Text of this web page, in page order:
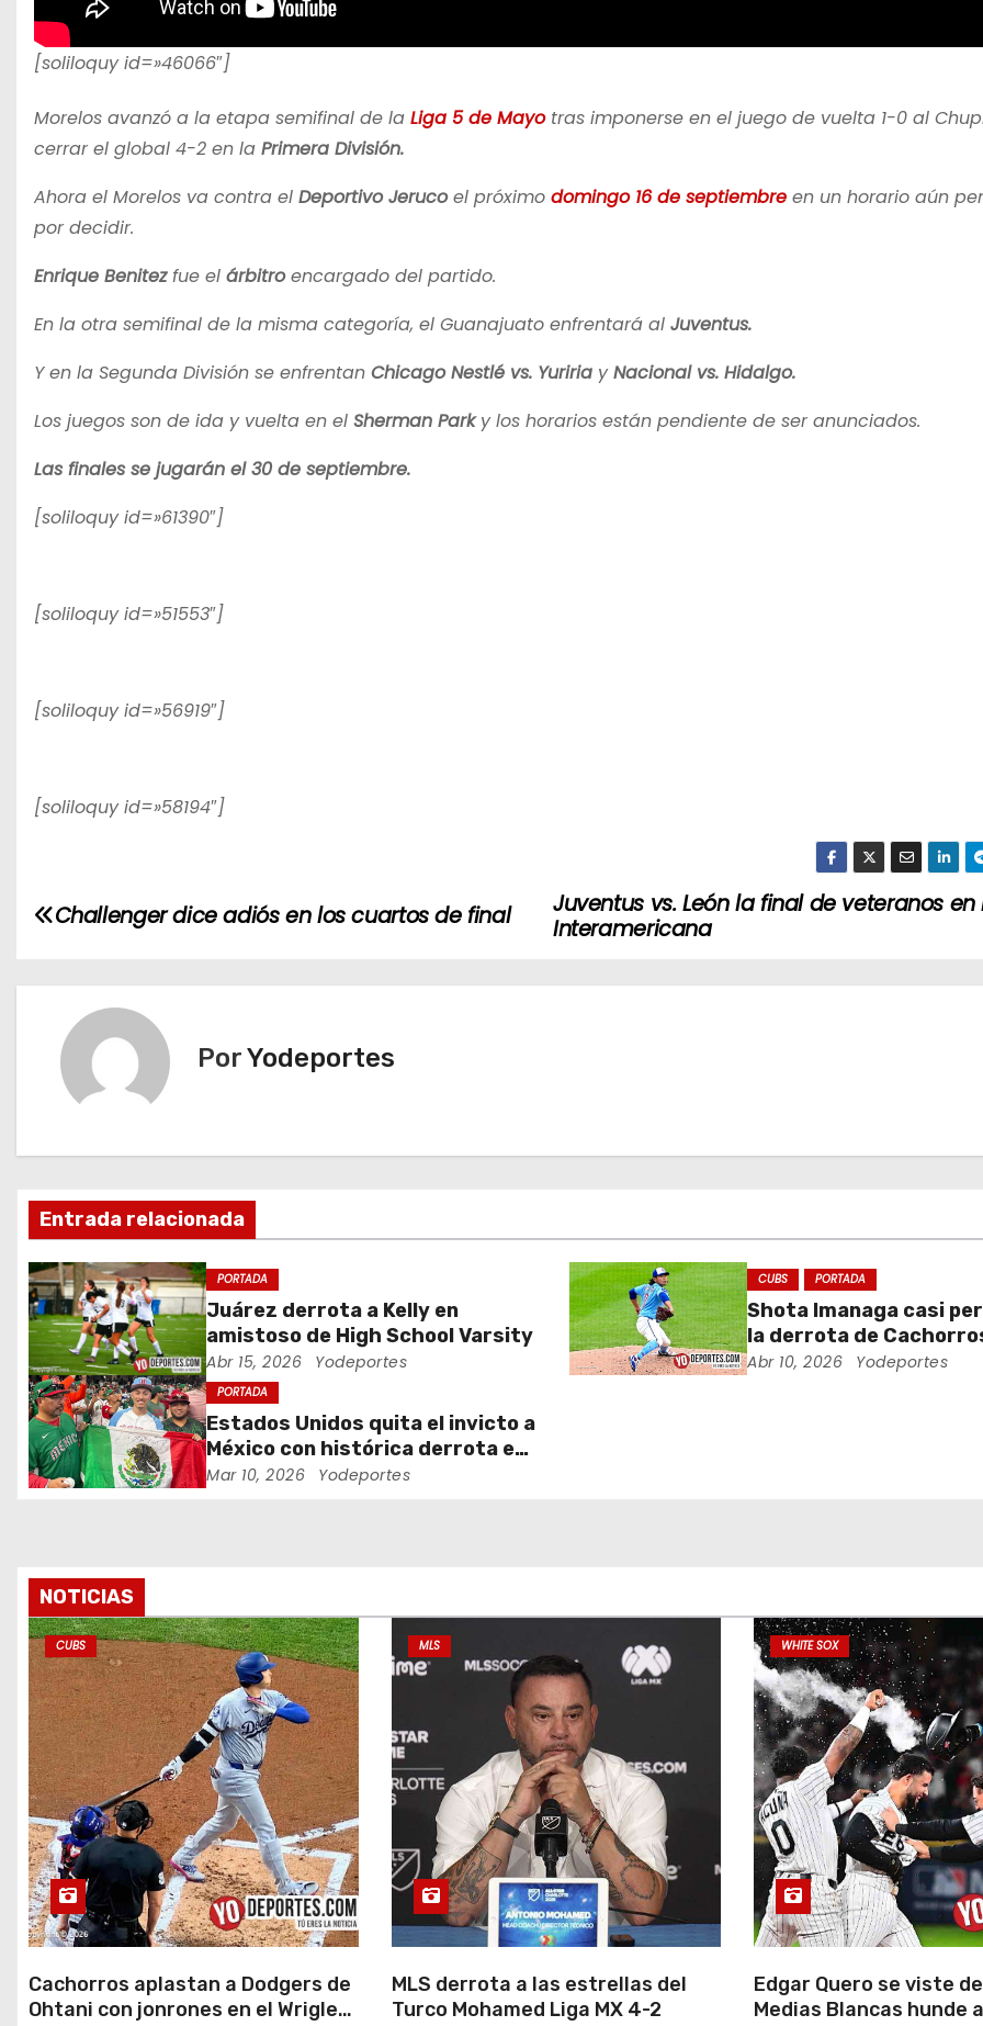
[soliloquy id=»46066″]
Morelos avanzó a la etapa semifinal de la Liga 5 de Mayo tras imponerse en el juego de vuelta 1-0 al
cerrar el global 4-2 en la Primera División.
Ahora el Morelos va contra el Deportivo Jerucoel próximo domingo 16 de septiembre en un horario aún
por decidir.
Enrique Benitezfue el árbitroencargado del partido.
En la otra semifinal de la misma categoría, el Guanajuato enfrentará al Juventus.
Y en la Segunda División se enfrentan Chicago Nestlé vs. Yuriria yNacional vs. Hidalgo.
Los juegos son de ida y vuelta en el Sherman Parky los horarios están pendiente de ser anunciados.
Las finales se jugarán el 30 de septiembre.
[soliloquy id=»61390″]
[soliloquy id=»51553″]
[soliloquy id=»56919″]
[soliloquy id=»58194″]
N
i
ó
n
d
e
e
r
a
d
a
s
Juventus vs. León la final de veteranos en
Interamericana
Challenger dice adiós en los cuartos de final
PorYodeportes
Entrada relacionada
PORTADA
Juárez derrota a Kelly en
amistoso de High School Varsity
Abr 15, 2026 Yodeportes
CUBS PORTADA
Shota Imanaga casi
la derrota de
Piratas
Abr 10, 2026 Yodeportes
PORTADA
Estados Unidos quita el invicto a
México con histórica derrota en
Clásico Mundial de Béisbol
Mar 10, 2026 Yodeportes
NOTICIAS
CUBS
Cachorros aplastan a Dodgers de
Ohtani con jonrones en el Wrigley
MLS
MLS derrota a las estrellas del
Turco Mohamed Liga MX 4-2
WHITE SOX
Edgar Quero se viste
Medias Blancas hunde